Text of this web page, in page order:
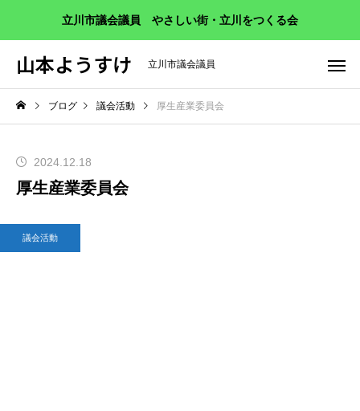
立川市議会議員 やさしい街・立川をつくる会
山本ようすけ 立川市議会議員
ブログ 議会活動 厚生産業委員会
2024.12.18
厚生産業委員会
議会活動